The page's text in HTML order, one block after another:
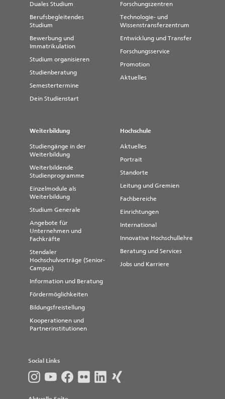
Duales Studium
Berufsbegleitendes
Studium
Bewerbung und
Immatrikulation
Studium organisieren
Studienberatung
Semestertermine
Dein Studienstart
Forschungszentren
Technologie- und
Wissenstransferzentrum
Entwicklung und Transfer
Forschungsservice
Promotion
Aktuelles
Weiterbildung
Studiengänge in der
Weiterbildung
Weiterbildende
Studienprogramme
Einzelmodule als
Weiterbildung
Studium Generale
Angebote für
Unternehmen und
Fachkräfte
Stendaler
Hochschulvorträge (Senior-
Campus)
Information und Beratung
Fördermöglichkeiten
Bildungsfreistellung
Kooperationen und
Partnerinstitutionen
Hochschule
Aktuelles
Portrait
Standorte
Leitung und Gremien
Fachbereiche
Einrichtungen
International
Innovative Hochschullehre
Beratung und Services
Jobs und Karriere
Social Links